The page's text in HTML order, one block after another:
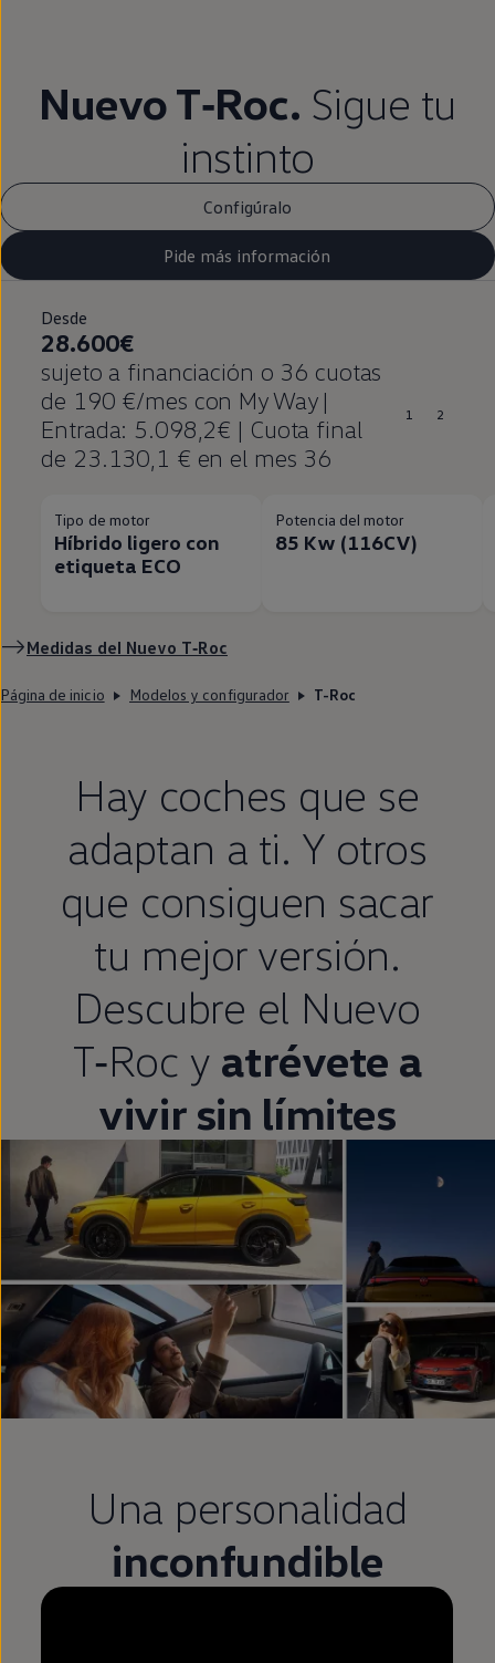
NuevoT‑Roc. Sigue tu
instinto
Configúralo
Pide más información
Desde
28.600€
sujeto a financiación o 36 cuotas
de 190 €/mes con My Way |
Entrada: 5.098,2€ | Cuota final
de 23.130,1 € en el mes 36
1 2
Tipo de motor
Híbrido ligero con
etiqueta ECO
Potencia del motor
85 Kw (116CV)
Medidas del Nuevo T‑Roc
Página de inicio Modelos y configurador T-Roc
Hay coches que se
adaptan a ti. Y otros
que consiguen sacar
tu mejor versión.
Descubre el Nuevo
T‑Roc y atrévete a
vivir sin límites
Una personalidad
inconfundible